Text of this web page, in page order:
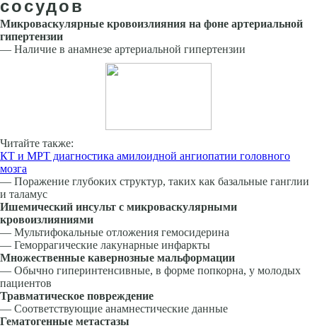
сосудов
Микроваскулярные кровоизлияния на фоне артериальной
гипертензии
— Наличие в анамнезе артериальной гипертен­зии
Читайте также:
КТ и МРТ диагностика амилоидной ангиопатии головного
мозга
— Поражение глубоких структур, таких как ба­зальные ганглии
и таламус
Ишемический инсульт с микроваскулярными
кровоизлияниями
— Мультифокальные отложения гемосидерина
— Геморрагические лакунарные инфаркты
Множественные кавернозные мальформации
— Обычно гиперинтенсивные, в форме попкор­на, у молодых
пациентов
Травматическое повреждение
— Соответствующие анамнестические данные
Гематогенные метастазы